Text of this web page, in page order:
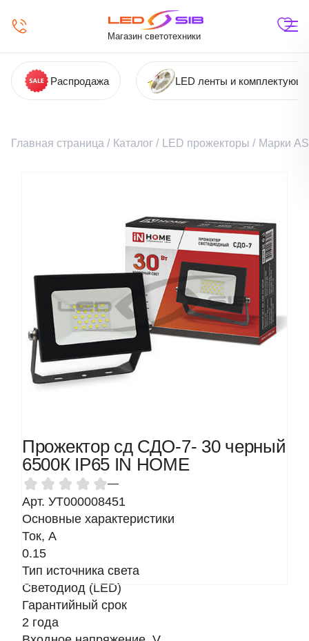
Магазин светотехники
Распродажа LED ленты и
Главная страница / Каталог / LED прожекторы / Марки
Прожектор сд СДО-7- 30 черный
6500К IP65 IN HOME
—
Арт. УТ000008451
Основные характеристики
Ток, A
0.15
Тип источника света
Светодиод (LED)
Гарантийный срок
2 года